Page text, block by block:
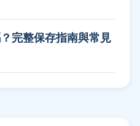
完整保存指南與常見